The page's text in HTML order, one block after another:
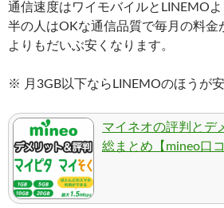
通信速度はワイモバイルとLINEMO
半の人はOKな通信品質で毎月の料金
よりもだいぶ安くなります。
※ 月3GB以下ならLINEMOのほうが
マイネオの評判とデ
総まとめ【mineo口